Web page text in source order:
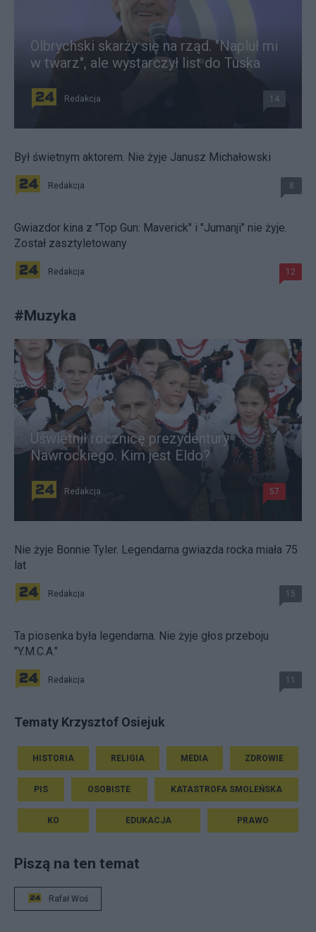
Olbrychski skarży się na rząd. "Napluł mi
w twarz", ale wystarczył list do Tuska
Redakcja 14
Był świetnym aktorem. Nie żyje Janusz Michałowski
Redakcja 8
Gwiazdor kina z "Top Gun: Maverick" i "Jumanji" nie żyje.
Został zasztyletowany
Redakcja 12
#Muzyka
Uświetnił rocznicę prezydentury
Nawrockiego. Kim jest Eldo?
Redakcja 57
Nie żyje Bonnie Tyler. Legendarna gwiazda rocka miała 75
lat
Redakcja 15
Ta piosenka była legendarna. Nie żyje głos przeboju
"Y.M.C.A."
Redakcja 11
Tematy Krzysztof Osiejuk
HISTORIA RELIGIA MEDIA ZDROWIE
PIS OSOBISTE KATASTROFA SMOLEŃSKA
KO EDUKACJA PRAWO
Piszą na ten temat
Rafał Woś